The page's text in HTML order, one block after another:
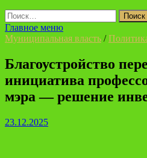
Найти:
Главное меню
Муниципальная власть /
Благоустройство
инициатива
мэра — решение
23.12.2025